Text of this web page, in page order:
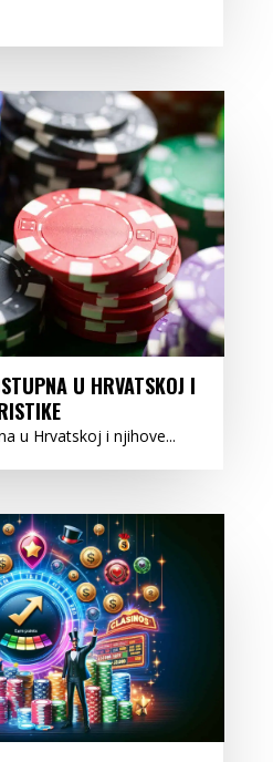
U HRVATSKOJ I
u Hrvatskoj i njihove...